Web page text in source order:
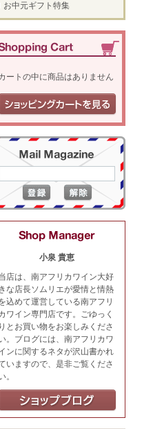
お中元ギフト特集
ートの中に商品はありません
小泉 貴恵
店は、南アフリカワイン大好
きな店長ソムリエが愛情と情熱
込めて運営している南アフリ
ワイン専門店です。ごゆっく
りとお買い物をお楽しみくださ
。ブログには、南アフリカワ
ンに関するネタが沢山書かれ
いますので、是非ご覧くださ
。